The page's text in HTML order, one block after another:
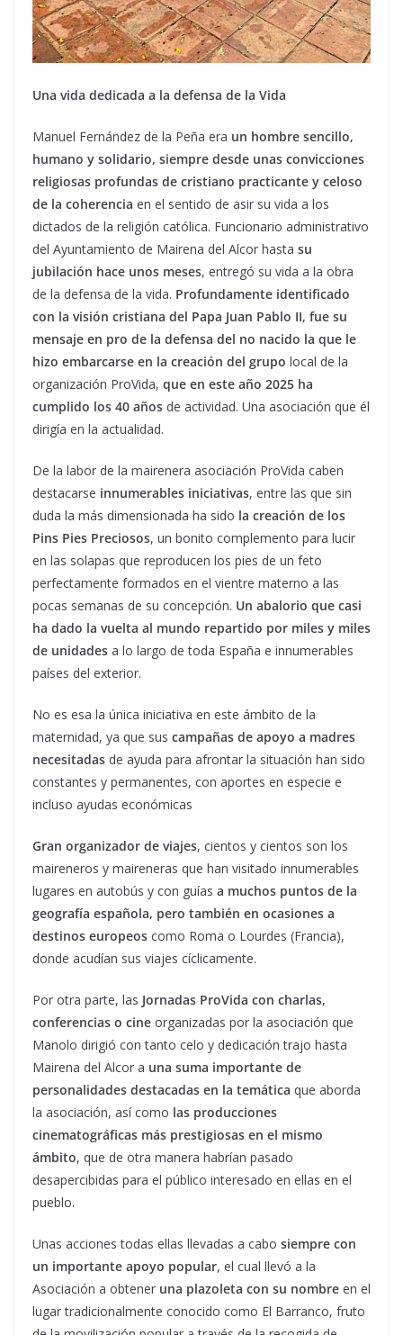
Una vida dedicada a la defensa de la Vida
Manuel Fernández de la Peña era un hombre sencillo,
humano y solidario, siempre desde unas convicciones
religiosas profundas de cristiano practicante y celoso
de la coherencia en el sentido de asir su vida a los
dictados de la religión católica. Funcionario administrativo
del Ayuntamiento de Mairena del Alcor hasta su
jubilación hace unos meses, entregó su vida a la obra
de la defensa de la vida. Profundamente identificado
con la visión cristiana del Papa Juan Pablo II, fue su
mensaje en pro de la defensa del no nacido la que le
hizo embarcarse en la creación del grupo local de la
organización ProVida, que en este año 2025 ha
cumplido los 40 años de actividad. Una asociación que él
dirigía en la actualidad.
De la labor de la mairenera asociación ProVida caben
destacarse innumerables iniciativas, entre las que sin
duda la más dimensionada ha sido la creación de los
Pins Pies Preciosos, un bonito complemento para lucir
en las solapas que reproducen los pies de un feto
perfectamente formados en el vientre materno a las
pocas semanas de su concepción. Un abalorio que casi
ha dado la vuelta al mundo repartido por miles y miles
de unidades a lo largo de toda España e innumerables
países del exterior.
No es esa la única iniciativa en este ámbito de la
maternidad, ya que sus campañas de apoyo a madres
necesitadas de ayuda para afrontar la situación han sido
constantes y permanentes, con aportes en especie e
incluso ayudas económicas
Gran organizador de viajes, cientos y cientos son los
maireneros y maireneras que han visitado innumerables
lugares en autobús y con guías a muchos puntos de la
geografía española, pero también en ocasiones a
destinos europeos como Roma o Lourdes (Francia),
donde acudían sus viajes cíclicamente.
Por otra parte, las Jornadas ProVida con charlas,
conferencias o cine organizadas por la asociación que
Manolo dirigió con tanto celo y dedicación trajo hasta
Mairena del Alcor a una suma importante de
personalidades destacadas en la temática que aborda
la asociación, así como las producciones
cinematográficas más prestigiosas en el mismo
ámbito, que de otra manera habrían pasado
desapercibidas para el público interesado en ellas en el
pueblo.
Unas acciones todas ellas llevadas a cabo siempre con
un importante apoyo popular, el cual llevó a la
Asociación a obtener una plazoleta con su nombre en el
lugar tradicionalmente conocido como El Barranco, fruto